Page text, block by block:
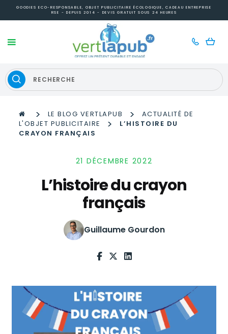
GOODIES ECO-RESPONSABLE, OBJET PUBLICITAIRE ÉCOLOGIQUE, CADEAU ENTREPRISE
RSE - DEPUIS 2014 - DEVIS GRATUIT SOUS 24 HEURES
> LE BLOG VERTLAPUB >
ACTUALITÉ DE
L'OBJET PUBLICITAIRE
>
L’HISTOIRE DU
CRAYON FRANÇAIS
21 DÉCEMBRE 2022
L’histoire du crayon
français
Guillaume Gourdon